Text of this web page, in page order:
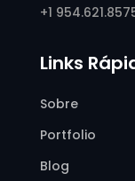
+1
Links
Sobre
Portfolio
Blog